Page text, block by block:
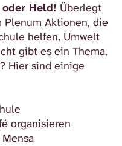
Held! Überlegt
Aktionen, die
helfen, Umwelt
gibt es ein Thema,
Hier sind einige
organisieren